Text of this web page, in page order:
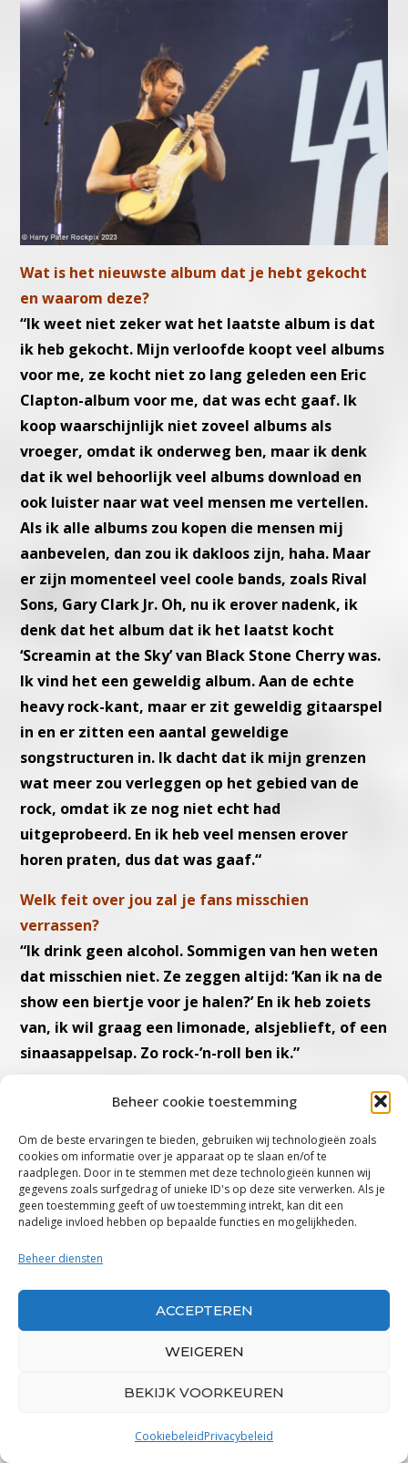
Beheer cookie toestemming
Om de beste ervaringen te bieden, gebruiken wij technologieën zoals
cookies om informatie over je apparaat op te slaan en/of te
raadplegen. Door in te stemmen met deze technologieën kunnen wij
gegevens zoals surfgedrag of unieke ID's op deze site verwerken. Als je
geen toestemming geeft of uw toestemming intrekt, kan dit een
nadelige invloed hebben op bepaalde functies en mogelijkheden.
Beheer diensten
ACCEPTEREN
WEIGEREN
BEKIJK VOORKEUREN
CookiebeleidPrivacybeleid
Wat is het nieuwste album dat je hebt gekocht
en waarom deze?
“Ik weet niet zeker wat het laatste album is dat
ik heb gekocht. Mijn verloofde koopt veel albums
voor me, ze kocht niet zo lang geleden een Eric
Clapton-album voor me, dat was echt gaaf. Ik
koop waarschijnlijk niet zoveel albums als
vroeger, omdat ik onderweg ben, maar ik denk
dat ik wel behoorlijk veel albums download en
ook luister naar wat veel mensen me vertellen.
Als ik alle albums zou kopen die mensen mij
aanbevelen, dan zou ik dakloos zijn, haha. Maar
er zijn momenteel veel coole bands, zoals Rival
Sons, Gary Clark Jr. Oh, nu ik erover nadenk, ik
denk dat het album dat ik het laatst kocht
‘Screamin at the Sky’ van Black Stone Cherry was.
Ik vind het een geweldig album. Aan de echte
heavy rock-kant, maar er zit geweldig gitaarspel
in en er zitten een aantal geweldige
songstructuren in. Ik dacht dat ik mijn grenzen
wat meer zou verleggen op het gebied van de
rock, omdat ik ze nog niet echt had
uitgeprobeerd. En ik heb veel mensen erover
horen praten, dus dat was gaaf.“
Welk feit over jou zal je fans misschien
verrassen?
“Ik drink geen alcohol. Sommigen van hen weten
dat misschien niet. Ze zeggen altijd: ‘Kan ik na de
show een biertje voor je halen?’ En ik heb zoiets
van, ik wil graag een limonade, alsjeblieft, of een
sinaasappelsap. Zo rock-’n-roll ben ik.”
Welk album of welk nummer is bij de eerste
hebt gehoord?
“Oh, ik speelde laatst iets voor de band. Het is
een liedje van Jeff Beck. Het heetSpanish Boots,
van zijn ‘Beck-Ola’ album. Het is gewoon te gek.
klinkt, is als, wauw, weet je, in je gezicht slaan,
Verzamel jij platen of cd’s en zo ja, welke
bands/artiesten?
beperkte oplage, die mijn peetvader mij heeft